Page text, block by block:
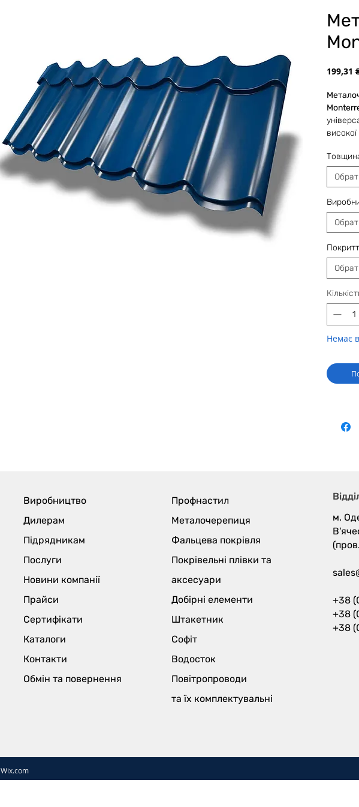
199,31
листи
а
об'єму
складі
об'ємом
Немає
Виробництво
Дилерам
Підрядникам
Послуги
Новини компанії
Прайси
Сертифікати
Каталоги
Контакти
Обмін та повернення
Профнастил
Металочерепиця
Фальцева покрівля
Покрівельні плівки та
аксесуари
Добірні елементи
Штакетник
Софіт
Водосток
Повітропроводи
та їх комплектувальні
м.
+38
+38
+38
Wix.com